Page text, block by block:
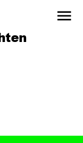
menu